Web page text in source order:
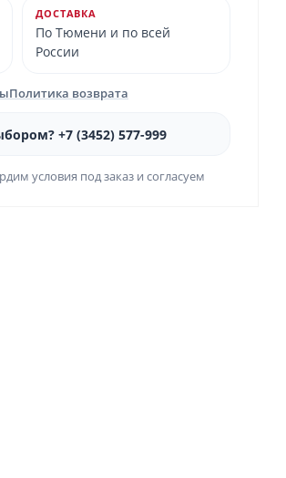
ДОСТАВКА
По Тюмени и по всей
России
Политика возврата
+7 (3452) 577-999
условия под заказ и согласуем